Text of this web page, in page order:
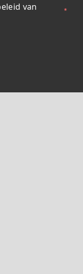
van